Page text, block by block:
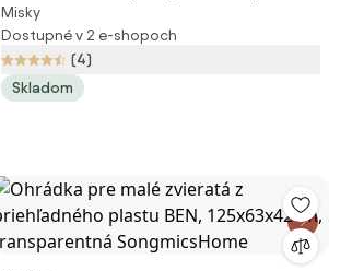
psov Dumbi - Kave Home
Misky
Dostupné v 2 e-shopoch
(4)
Skladom